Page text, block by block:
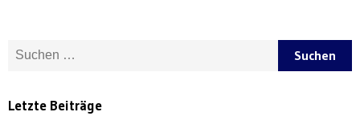
Suche nach:
Letzte Beiträge